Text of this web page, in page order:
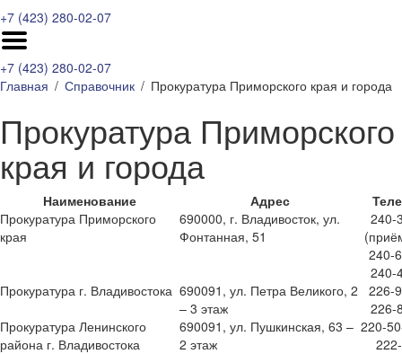
+7 (423) 280-02-07
+7 (423) 280-02-07
Главная
Справочник Прокуратура Приморского края и города
Прокуратура Приморского
края и города
Наименование Адрес
Прокуратура Приморского
края
690000, г. Владивосток, ул.
Фонтанная, 51
240-
240-
240-
Прокуратура г. Владивостока 690091, ул. Петра Великого, 2
– 3 этаж
226-
226-
Прокуратура Ленинского
района г. Владивостока
690091, ул. Пушкинская, 63 –
2 этаж
220-